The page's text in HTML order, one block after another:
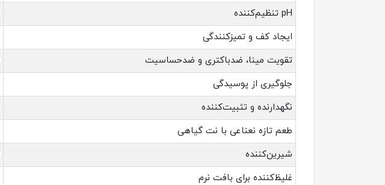
تنظیم‌کننده pH
ایجاد کف و تمیزکنندگی
تقویت مینا، ضدباکتری و ضدحساسیت
جلوگیری از پوسیدگی
نگهدارنده و تثبیت‌کننده
طعم تازه نعناعی با نت گیاهی
شیرین‌کننده
غلیظ‌کننده برای بافت نرم